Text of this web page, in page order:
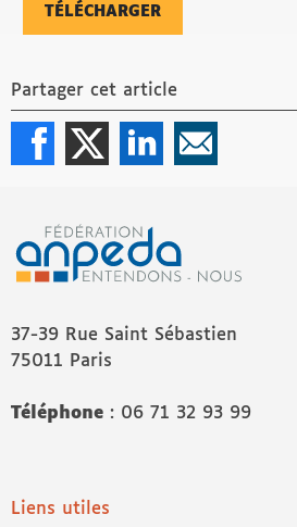
TÉLÉCHARGER
Partager cet article
37-39 Rue Saint Sébastien
75011 Paris
Téléphone : 06 71 32 93 99
Liens utiles